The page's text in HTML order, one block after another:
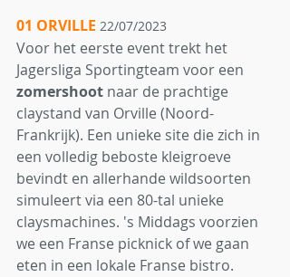
01 ORVILLE 22/07/2023
Voor het eerste event trekt het
Jagersliga Sportingteam voor een
zomershoot naar de prachtige
claystand van Orville (Noord-
Frankrijk). Een unieke site die zich in
een volledig beboste kleigroeve
bevindt en allerhande wildsoorten
simuleert via een 80-tal unieke
claysmachines. 's Middags voorzien
we een Franse picknick of we gaan
eten in een lokale Franse bistro.